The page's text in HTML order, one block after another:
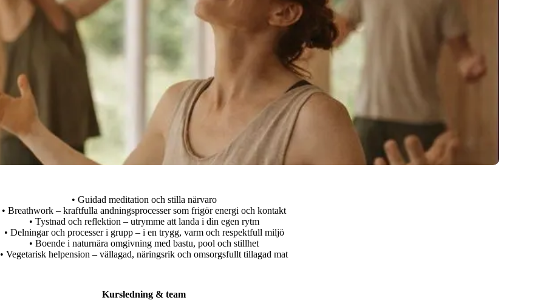
• Guidad meditation och stilla närvaro
• Breathwork – kraftfulla andningsprocesser som frigör energi och kontakt
• Tystnad och reflektion – utrymme att landa i din egen rytm
• Delningar och processer i grupp – i en trygg, varm och respektfull miljö
• Boende i naturnära omgivning med bastu, pool och stillhet
• Vegetarisk helpension – vällagad, näringsrik och omsorgsfullt tillagad mat
Kursledning & team